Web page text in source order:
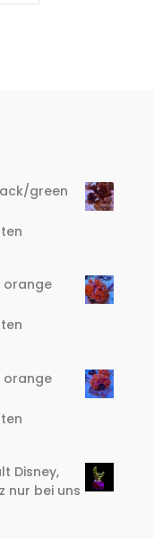
green
orange
orange
Disney,
nur bei uns